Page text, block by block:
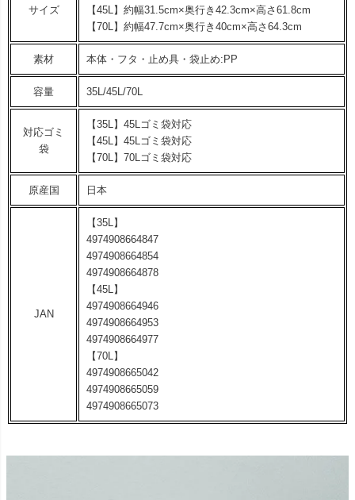
サイズ
【45L】約幅31.5cm×奥行き42.3cm×高さ61.8cm
【70L】約幅47.7cm×奥行き40cm×高さ64.3cm
素材 本体・フタ・止め具・袋止め:PP
容量 35L/45L/70L
対応ゴミ
袋
【35L】45Lゴミ袋対応
【45L】45Lゴミ袋対応
【70L】70Lゴミ袋対応
原産国 日本
JAN
【35L】
4974908664847
4974908664854
4974908664878
【45L】
4974908664946
4974908664953
4974908664977
【70L】
4974908665042
4974908665059
4974908665073